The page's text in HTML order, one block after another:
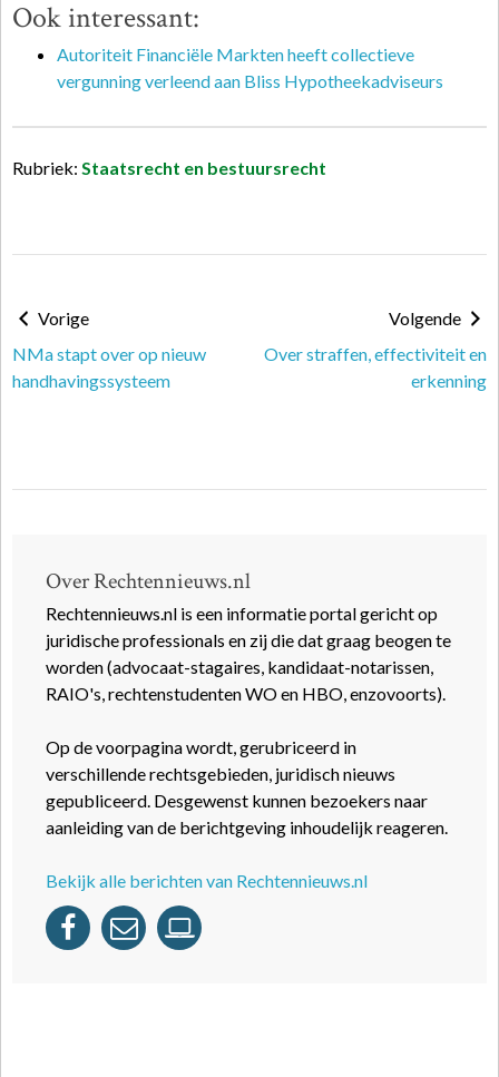
Ook interessant:
Autoriteit Financiële Markten heeft collectieve
vergunning verleend aan Bliss Hypotheekadviseurs
Rubriek: Staatsrecht en bestuursrecht
Vorige
NMa stapt over op nieuw
handhavingssysteem
Volgende
Over straffen, effectiviteit en
erkenning
Over Rechtennieuws.nl
Rechtennieuws.nl is een informatie portal gericht op
juridische professionals en zij die dat graag beogen te
worden (advocaat-stagaires, kandidaat-notarissen,
RAIO's, rechtenstudenten WO en HBO, enzovoorts).
Op de voorpagina wordt, gerubriceerd in
verschillende rechtsgebieden, juridisch nieuws
gepubliceerd. Desgewenst kunnen bezoekers naar
aanleiding van de berichtgeving inhoudelijk reageren.
Bekijk alle berichten van Rechtennieuws.nl